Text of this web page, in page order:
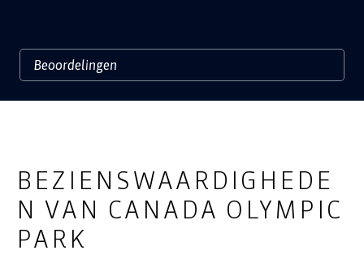
BEZIENSWAARDIGHEDE
N VAN CANADA OLYMPIC
PARK